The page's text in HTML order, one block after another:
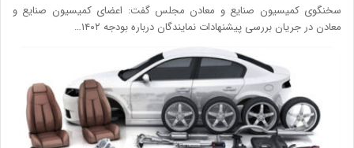
سخنگوی کمیسیون صنایع و معادن مجلس گفت: اعضای کمیسیون صنایع و
معادن در جریان بررسی پیشنهادات نمایندگان درباره بودجه ۱۴۰۲…